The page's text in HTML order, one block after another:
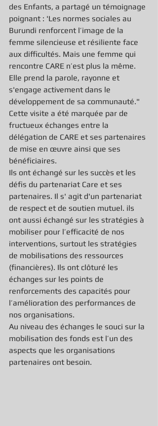
des Enfants, a partagé un témoignage
poignant : 'Les normes sociales au
Burundi renforcent l’image de la
femme silencieuse et résiliente face
aux difficultés. Mais une femme qui
rencontre CARE n’est plus la même.
Elle prend la parole, rayonne et
s'engage activement dans le
développement de sa communauté."
Cette visite a été marquée par de
fructueux échanges entre la
délégation de CARE et ses partenaires
de mise en œuvre ainsi que ses
bénéficiaires.
Ils ont échangé sur les succès et les
défis du partenariat Care et ses
partenaires. Il s' agit d'un partenariat
de respect et de soutien mutuel. ils
ont aussi échangé sur les stratégies à
mobiliser pour l’efficacité de nos
interventions, surtout les stratégies
de mobilisations des ressources
(financières). Ils ont clôturé les
échanges sur les points de
renforcements des capacités pour
l’amélioration des performances de
nos organisations.
Au niveau des échanges le souci sur la
mobilisation des fonds est l’un des
aspects que les organisations
partenaires ont besoin.